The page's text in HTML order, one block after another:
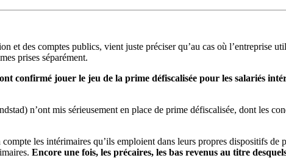
et des comptes publics, vient juste préciser qu’au cas où l’entreprise
prises séparément.
confirmé jouer le jeu de la prime défiscalisée pour les salariés
n’ont mis sérieusement en place de prime défiscalisée, dont les
les intérimaires qu’ils emploient dans leurs propres dispositifs de
Encore une fois, les précaires, les bas revenus au titre